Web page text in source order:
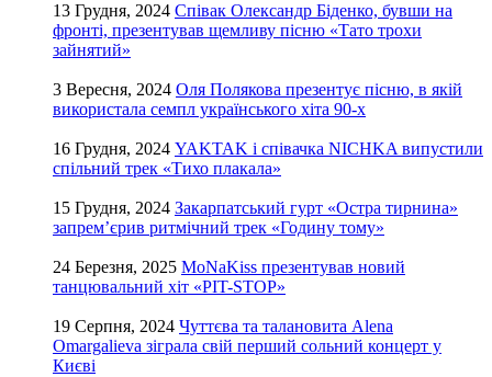
13 Грудня, 2024 Співак Олександр Біденко, бувши на
фронті, презентував щемливу пісню «Тато трохи
зайнятий»
3 Вересня, 2024 Оля Полякова презентує пісню, в якій
використала семпл українського хіта 90-х
16 Грудня, 2024 YAKTAK і співачка NICHKA випустили
спільний трек «Тихо плакала»
15 Грудня, 2024 Закарпатський гурт «Остра тирнина»
запрем’єрив ритмічний трек «Годину тому»
24 Березня, 2025 MoNaKiss презентував новий
танцювальний хіт «PIT-STOP»
19 Серпня, 2024 Чуттєва та талановита Alena
Omargalieva зіграла свій перший сольний концерт у
Києві